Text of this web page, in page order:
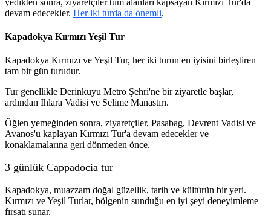
devam edecekler. Her iki turda da önemli.
Kapadokya Kırmızı Yeşil Tur
Kapadokya Kırmızı ve Yeşil Tur, her iki turun en iyisini birleştiren
tam bir gün turudur.
Tur genellikle Derinkuyu Metro Şehri'ne bir ziyaretle başlar,
ardından Ihlara Vadisi ve Selime Manastırı.
Öğlen yemeğinden sonra, ziyaretçiler, Pasabag, Devrent Vadisi ve
Avanos'u kaplayan Kırmızı Tur'a devam edecekler ve
konaklamalarına geri dönmeden önce.
3 günlük Cappadocia tur
Kapadokya, muazzam doğal güzellik, tarih ve kültürün bir yeri.
Kırmızı ve Yeşil Turlar, bölgenin sunduğu en iyi şeyi deneyimleme
fırsatı sunar.